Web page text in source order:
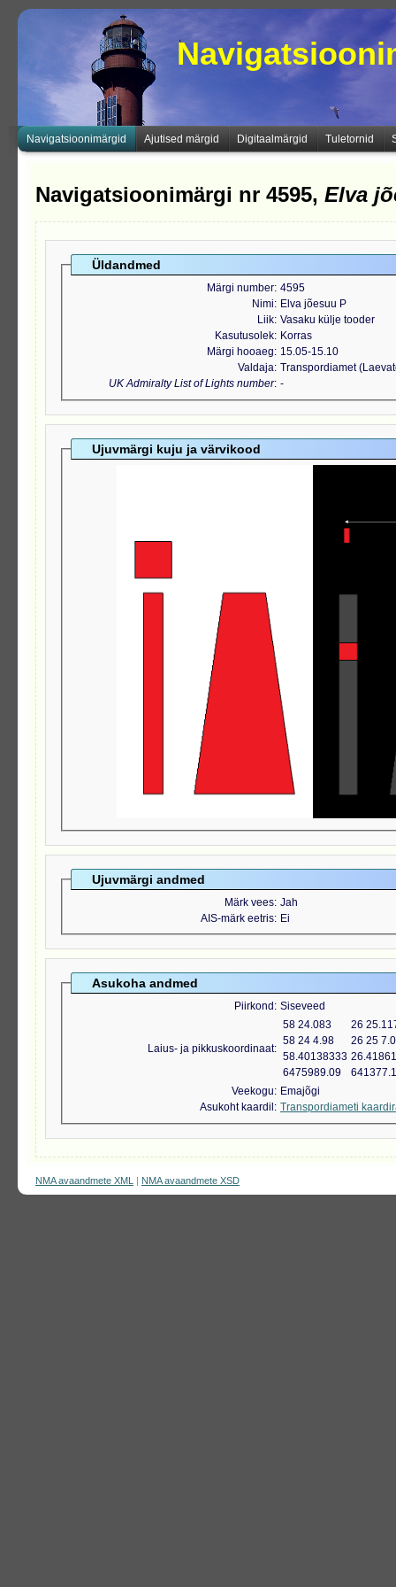
Navigatsioonimärgid Ajutised märgid Digitaalmärgid Tuletornid
Navigatsioonimärgi nr 4595, Elva
Üldandmed
Märgi number 4595
Nimi
Elva jõesuu P
Liik Vasaku külje tooder
Kasutusolek
Korras
Märgi hooaeg
15.05-15.10
Valdaja Transpordiamet
UK Admiralty List of Lights number -
Ujuvmärgi kuju ja värvikood
Ujuvmärgi andmed
Märk vees Jah
AIS-märk eetris Ei
Asukoha andmed
Piirkond Siseveed
Laius- ja pikkuskoordinaat
58 24.083
26
58 24 4.98
26 25
58.40138333
6475989.09
Veekogu
Emajõgi
Asukoht kaardil
Transpordiameti
NMA avaandmete XML | NMA avaandmete XSD